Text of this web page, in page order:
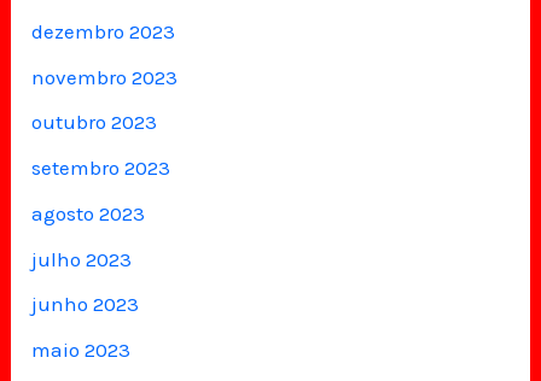
dezembro 2023
novembro 2023
outubro 2023
setembro 2023
agosto 2023
julho 2023
junho 2023
maio 2023